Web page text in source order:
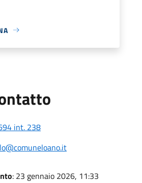
int. 238
: 23 gennaio 2026, 11:33